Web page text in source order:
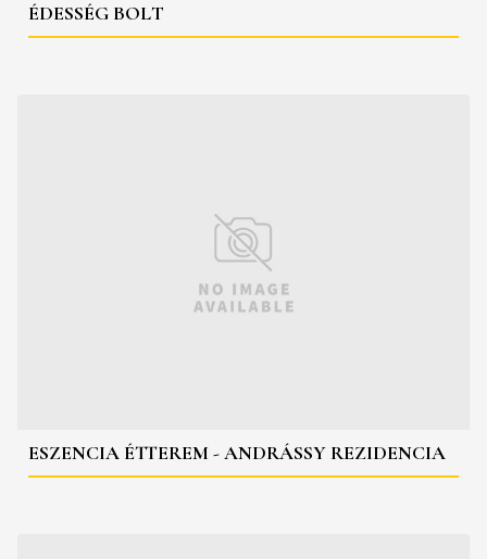
ÉDESSÉG BOLT
ESZENCIA ÉTTEREM - ANDRÁSSY REZIDENCIA